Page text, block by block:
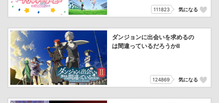
111823 気になる
ダンジョンに出会いを求めるの
は間違っているだろうかⅡ
124869 気になる